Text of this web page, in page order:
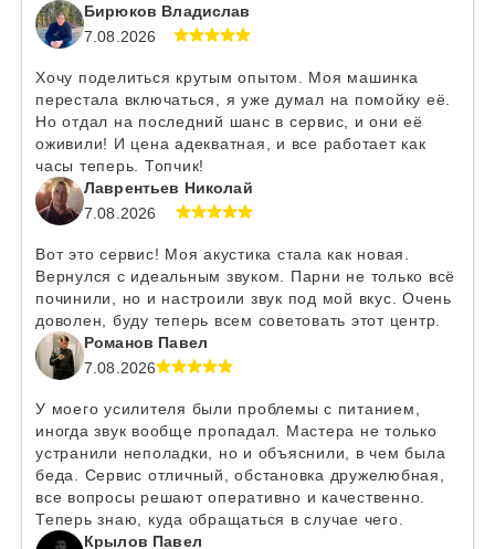
Бирюков Владислав
7.08.2026
Хочу поделиться крутым опытом. Моя машинка
перестала включаться, я уже думал на помойку её.
Но отдал на последний шанс в сервис, и они её
оживили! И цена адекватная, и все работает как
часы теперь. Топчик!
Лаврентьев Николай
7.08.2026
Вот это сервис! Моя акустика стала как новая.
Вернулся с идеальным звуком. Парни не только всё
починили, но и настроили звук под мой вкус. Очень
доволен, буду теперь всем советовать этот центр.
Романов Павел
7.08.2026
У моего усилителя были проблемы с питанием,
иногда звук вообще пропадал. Мастера не только
устранили неполадки, но и объяснили, в чем была
беда. Сервис отличный, обстановка дружелюбная,
все вопросы решают оперативно и качественно.
Теперь знаю, куда обращаться в случае чего.
Крылов Павел